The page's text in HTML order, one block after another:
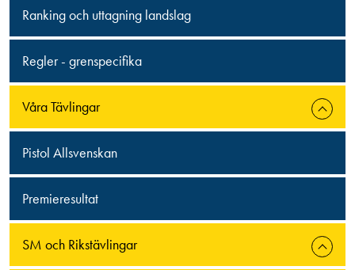
Ranking och uttagning landslag
Regler - grenspecifika
Våra Tävlingar
Pistol Allsvenskan
Premieresultat
SM och Rikstävlingar